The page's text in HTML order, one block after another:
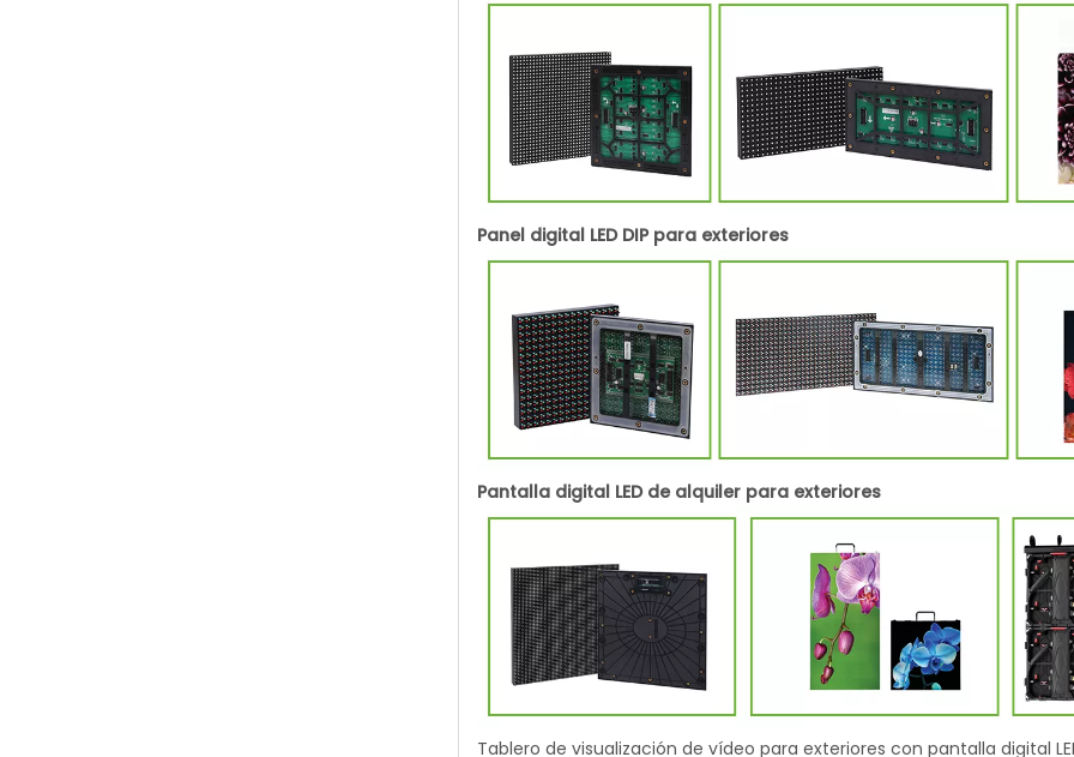
Panel digital LED DIP para exteriores
Pantalla digital LED de alquiler para exteriores
Tablero de visualización de vídeo para exteriores con pantalla digital